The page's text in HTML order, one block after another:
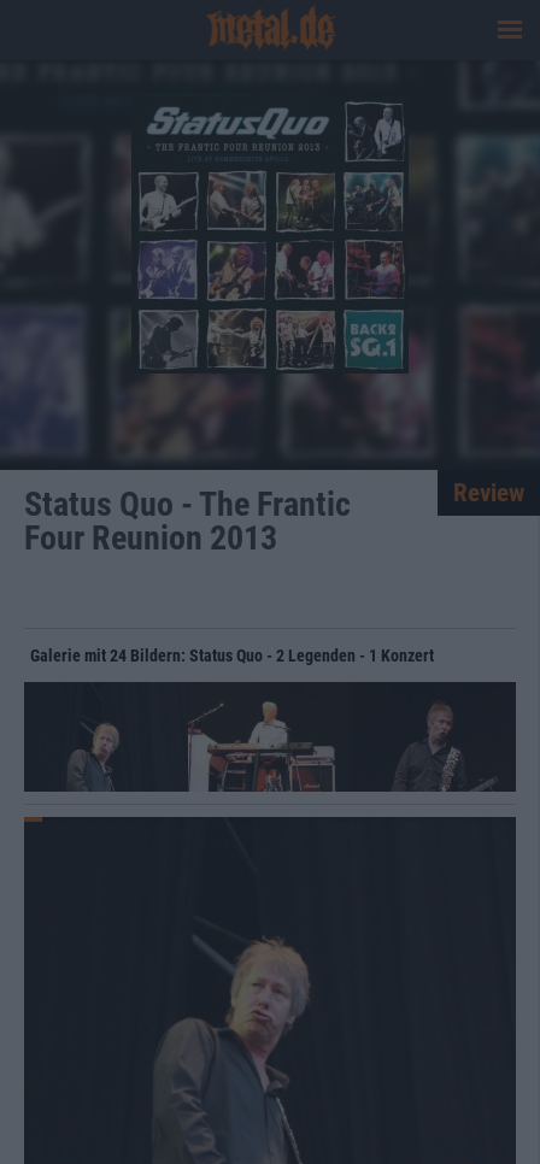
Status Quo - The Frantic
Four Reunion 2013
Review
Galerie mit 24 Bildern: Status Quo - 2 Legenden - 1 Konzert